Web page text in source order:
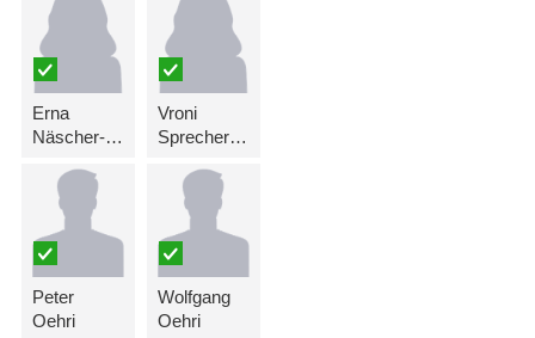
Erna
Näscher-Hasler
Peter
Oehri
Vroni
Sprecher-Marxer
Wolfgang
Oehri